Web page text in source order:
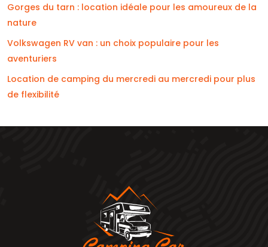
Gorges du tarn : location idéale pour les amoureux de la
nature
Volkswagen RV van : un choix populaire pour les
aventuriers
Location de camping du mercredi au mercredi pour plus
de flexibilité